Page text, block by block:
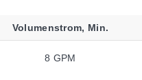
Volumenstrom, Min.
8 GPM